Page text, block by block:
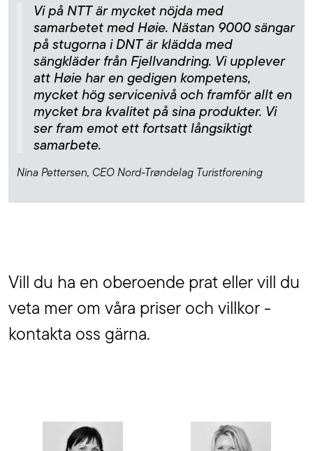
Vi på NTT är mycket nöjda med
samarbetet med Høie. Nästan 9000 sängar
på stugorna i DNT är klädda med
sängkläder från Fjellvandring. Vi upplever
att Høie har en gedigen kompetens,
mycket hög servicenivå och framför allt en
mycket bra kvalitet på sina produkter. Vi
ser fram emot ett fortsatt långsiktigt
samarbete.
Nina Pettersen, CEO Nord-Trøndelag Turistforening
Vill du ha en oberoende prat eller vill du
veta mer om våra priser och villkor -
kontakta oss gärna.